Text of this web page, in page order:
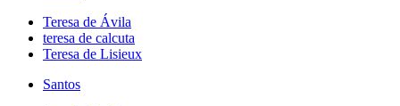
Teresa de Ávila
teresa de calcuta
Teresa de Lisieux
Santos